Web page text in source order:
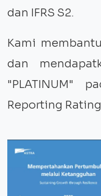
dan IFRS S2.
Kami
dan
"PLATINUM"
Reporting